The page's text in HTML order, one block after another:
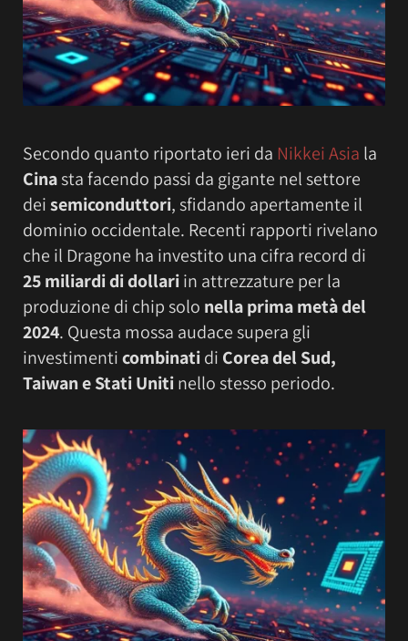
Secondo quanto riportato ieri da Nikkei Asia la
Cinasta facendo passi da gigante nel settore
deisemiconduttori, sfidando apertamente il
dominio occidentale. Recenti rapporti rivelano
che il Dragone ha investito una cifra record di
25 miliardi di dollariin attrezzature per la
produzione di chip solo nella prima metà del
2024. Questa mossa audace supera gli
investimenticombinatidi Corea del Sud,
Taiwan e Stati Unitinello stesso periodo.